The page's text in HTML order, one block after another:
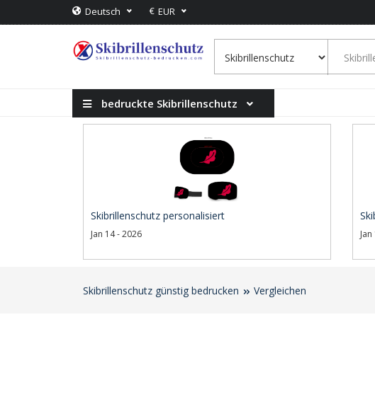
Deutsch € EUR
bedruckte Skibrillenschutz
Skibrillenschutz personalisiert
Jan 14 - 2026
Skibrillenschutz günstig bedrucken Vergleichen